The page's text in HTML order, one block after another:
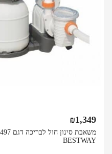
BESTWAY
₪1,349